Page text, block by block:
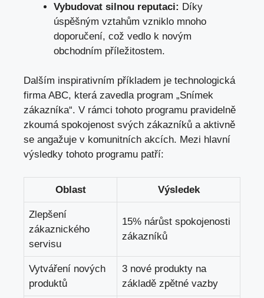
Vybudovat silnou reputaci: Díky
úspěšným vztahům vzniklo mnoho
doporučení, což vedlo k novým
obchodním příležitostem.
Dalším inspirativním příkladem je technologická
firma ABC, která zavedla program „Snímek
zákazníka“. V rámci tohoto programu pravidelně
zkoumá spokojenost svých zákazníků a aktivně
se angažuje v komunitních akcích. Mezi hlavní
výsledky tohoto programu patří:
Oblast Výsledek
Zlepšení
zákaznického
servisu
15% nárůst spokojenosti
zákazníků
Vytváření nových
produktů
3 nové produkty na
základě zpětné vazby